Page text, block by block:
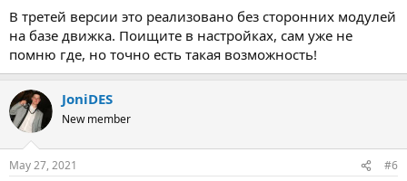
В третей версии это реализовано без сторонних модулей
на базе движка. Поищите в настройках, сам уже не
помню где, но точно есть такая возможность!
JoniDES
New member
May 27, 2021 #6